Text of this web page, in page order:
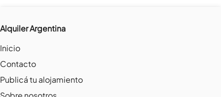
Alquiler Argentina
Inicio
Contacto
Publicá tu alojamiento